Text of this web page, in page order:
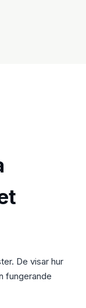
De visar hur
fungerande